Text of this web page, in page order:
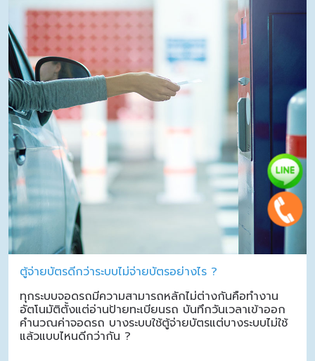
ตู้จ่ายบัตรดีกว่าระบบไม่จ่ายบัตรอย่างไร ?
ทุกระบบจอดรถมีความสามารถหลักไม่ต่างกันคือทำงาน
อัตโนมัติตั้งแต่อ่านป้ายทะเบียนรถ บันทึกวันเวลาเข้าออก
คำนวณค่าจอดรถ บางระบบใช้ตู้จ่ายบัตรแต่บางระบบไม่ใช้
แล้วแบบไหนดีกว่ากัน ?